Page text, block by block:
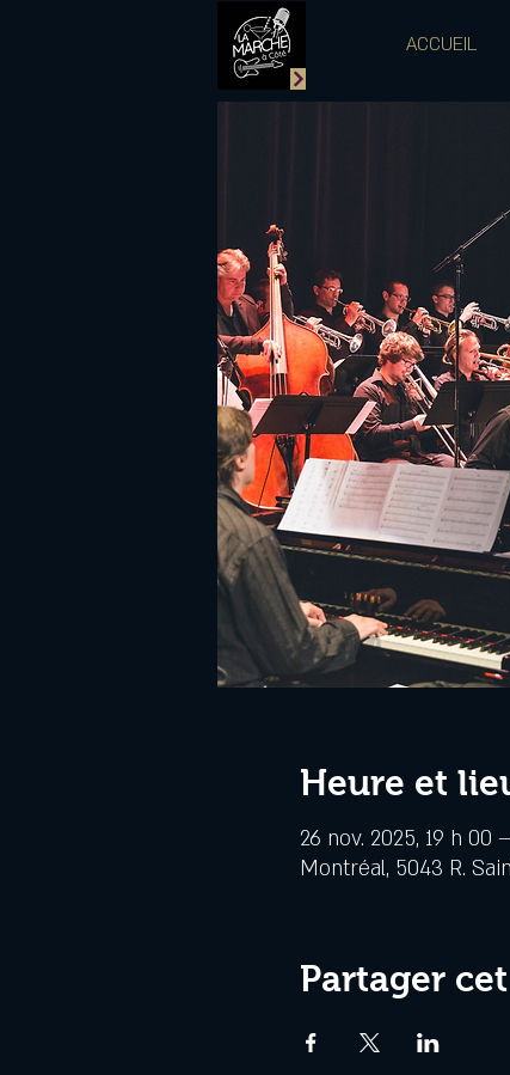
ACCUEIL
Heure et
26 nov. 2025, 19 h 00
Montréal, 5043 R.
Partager